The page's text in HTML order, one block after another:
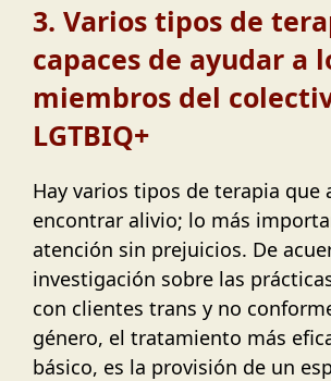
3. Varios tipos de
capaces de ayudar a
miembros del
LGTBIQ+
Hay varios tipos de terapia que
encontrar alivio; lo más
atención sin prejuicios. De
investigación sobre las
con clientes trans y no
género, el tratamiento más
básico, es la provisión de un